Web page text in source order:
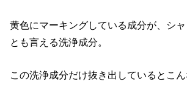
黄色にマーキングしている成分が、シャ
とも言える洗浄成分。
この洗浄成分だけ抜き出しているとこ